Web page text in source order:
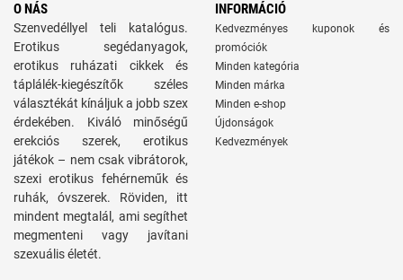
O NÁS
Szenvedéllyel teli katalógus.
Erotikus segédanyagok,
erotikus ruházati cikkek és
táplálék-kiegészítők széles
választékát kínáljuk a jobb szex
érdekében. Kiváló minőségű
erekciós szerek, erotikus
játékok – nem csak vibrátorok,
szexi erotikus fehérneműk és
ruhák, óvszerek. Röviden, itt
mindent megtalál, ami segíthet
megmenteni vagy javítani
szexuális életét.
INFORMÁCIÓ
Kedvezményes kuponok és
promóciók
Minden kategória
Minden márka
Minden e-shop
Újdonságok
Kedvezmények